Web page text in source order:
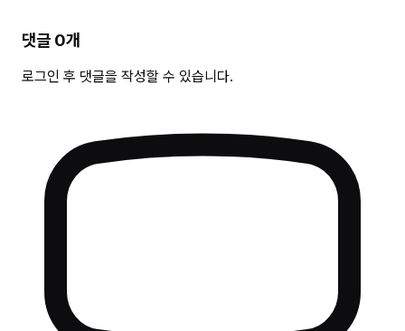
댓글 0개
로그인 후 댓글을 작성할 수 있습니다.